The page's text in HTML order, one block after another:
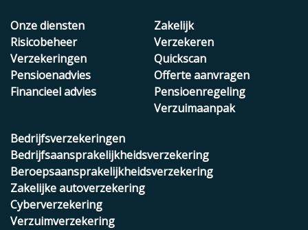
Onze diensten
Risicobeheer
Verzekeringen
Pensioenadvies
Financieel advies
Zakelijk
Verzekeren
Quickscan
Offerte aanvragen
Pensioenregeling
Verzuimaanpak
Bedrijfsverzekeringen
Bedrijfsaansprakelijkheidsverzekering
Beroepsaansprakelijkheidsverzekering
Zakelijke autoverzekering
Cyberverzekering
Verzuimverzekering